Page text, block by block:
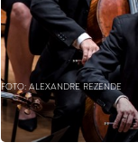
FOTO: ALEXANDRE REZENDE